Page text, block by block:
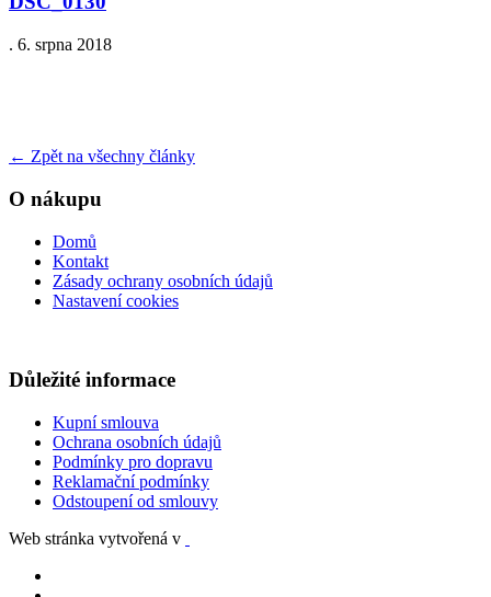
. 6. srpna 2018
← Zpět na všechny články
O nákupu
Domů
Kontakt
Zásady ochrany osobních údajů
Nastavení cookies
Důležité informace
Kupní smlouva
Ochrana osobních údajů
Podmínky pro dopravu
Reklamační podmínky
Odstoupení od smlouvy
Web stránka vytvořená v